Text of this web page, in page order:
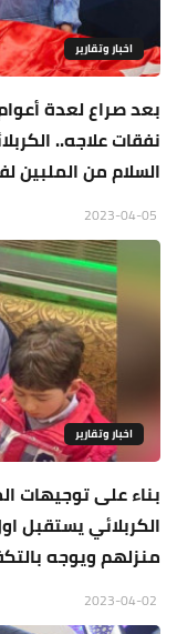
اخبار وتقارير
بعد صراع لعدة
نفقات علاجه..
السلام من الملبين
اخبار وتقارير
بناء على توجيهات
الكربلائي
منزلهم ويوجه